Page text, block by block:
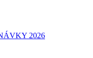
2026